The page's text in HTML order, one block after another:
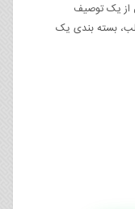
یک توصیف
بسته بندی یک